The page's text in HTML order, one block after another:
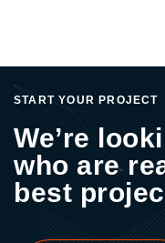
START YOUR PROJECT
We’re
who are
best